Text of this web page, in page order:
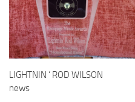
LIGHTNIN ‘ ROD WILSON
news